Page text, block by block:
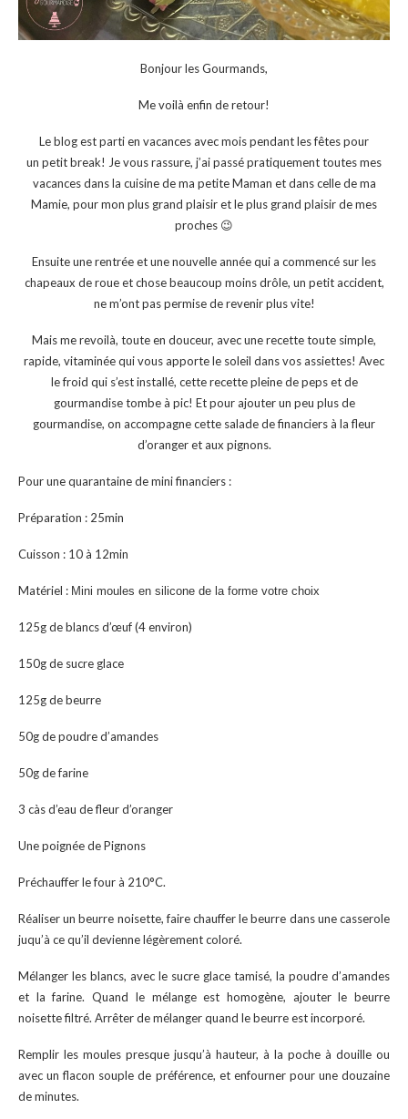
Bonjour les Gourmands,
Me voilà enfin de retour!
Le blog est parti en vacances avec mois pendant les fêtes pour
un petit break! Je vous rassure, j’ai passé pratiquement toutes mes
vacances dans la cuisine de ma petite Maman et dans celle de ma
Mamie, pour mon plus grand plaisir et le plus grand plaisir de mes
proches 😉
Ensuite une rentrée et une nouvelle année qui a commencé sur les
chapeaux de roue et chose beaucoup moins drôle, un petit accident,
ne m’ont pas permise de revenir plus vite!
Mais me revoilà, toute en douceur, avec une recette toute simple,
rapide, vitaminée qui vous apporte le soleil dans vos assiettes! Avec
le froid qui s’est installé, cette recette pleine de peps et de
gourmandise tombe à pic! Et pour ajouter un peu plus de
gourmandise, on accompagne cette salade de financiers à la fleur
d’oranger et aux pignons.
Pour une quarantaine de mini financiers :
Préparation : 25min
Cuisson : 10 à 12min
Matériel : Mini moules en silicone de la forme votre choix
125g de blancs d’œuf (4 environ)
150g de sucre glace
125g de beurre
50g de poudre d’amandes
50g de farine
3 càs d’eau de fleur d’oranger
Une poignée de Pignons
Préchauffer le four à 210°C.
Réaliser un beurre noisette, faire chauffer le beurre dans une casserole
juqu’à ce qu’il devienne légèrement coloré.
Mélanger les blancs, avec le sucre glace tamisé, la poudre d’amandes
et la farine. Quand le mélange est homogène, ajouter le beurre
noisette filtré. Arrêter de mélanger quand le beurre est incorporé.
Remplir les moules presque jusqu’à hauteur, à la poche à douille ou
avec un flacon souple de préférence, et enfourner pour une douzaine
de minutes.